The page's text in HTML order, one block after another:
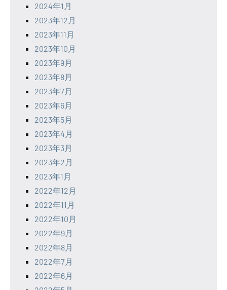
2024年1月
2023年12月
2023年11月
2023年10月
2023年9月
2023年8月
2023年7月
2023年6月
2023年5月
2023年4月
2023年3月
2023年2月
2023年1月
2022年12月
2022年11月
2022年10月
2022年9月
2022年8月
2022年7月
2022年6月